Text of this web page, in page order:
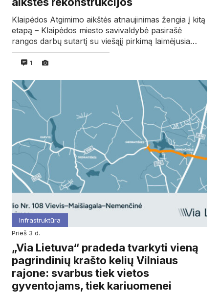
Klaipėdos Atgimimo aikštės atnaujinimas žengia į kitą
etapą – Klaipėdos miesto savivaldybė pasirašė
rangos darbų sutartį su viešąjį pirkimą laimėjusia…
1
Infrastruktūra
prieš 3 d.
„Via Lietuva“ pradeda tvarkyti vieną
pagrindinių krašto kelių Vilniaus
rajone: svarbus tiek vietos
gyventojams, tiek kariuomenei